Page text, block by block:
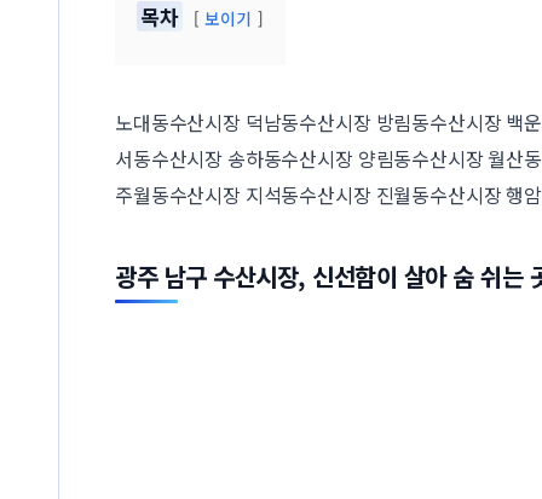
목차 보이기
노대동수산시장 덕남동수산시장 방림동수산시장 백
서동수산시장 송하동수산시장 양림동수산시장 월산
주월동수산시장 지석동수산시장 진월동수산시장 행
광주 남구 수산시장, 신선함이 살아 숨 쉬는